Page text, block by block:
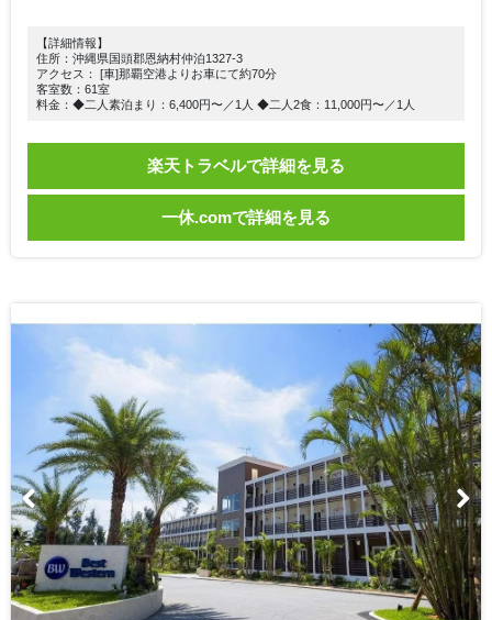
【詳細情報】
住所：沖縄県国頭郡恩納村仲泊1327-3
アクセス： [車]那覇空港よりお車にて約70分
客室数：61室
料金：◆二人素泊まり：6,400円〜／1人 ◆二人2食：11,000円〜／1人
楽天トラベルで詳細を見る
一休.comで詳細を見る